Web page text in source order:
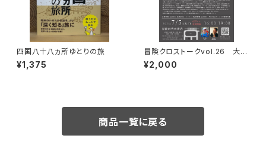
四国八十八ヵ所ゆとりの旅
¥1,375
冒険クロストークvol.26 大石
明弘「山に登るのは 宿命か、情
熱か、それとも…」録画視聴権
¥2,000
商品一覧に戻る